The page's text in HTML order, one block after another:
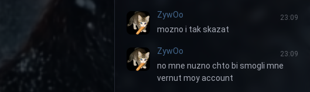
ZywOo 23:09
mozno i tak skazat
ZywOo 23:09
no mne nuzno chto bi smogli mne
vernut moy account